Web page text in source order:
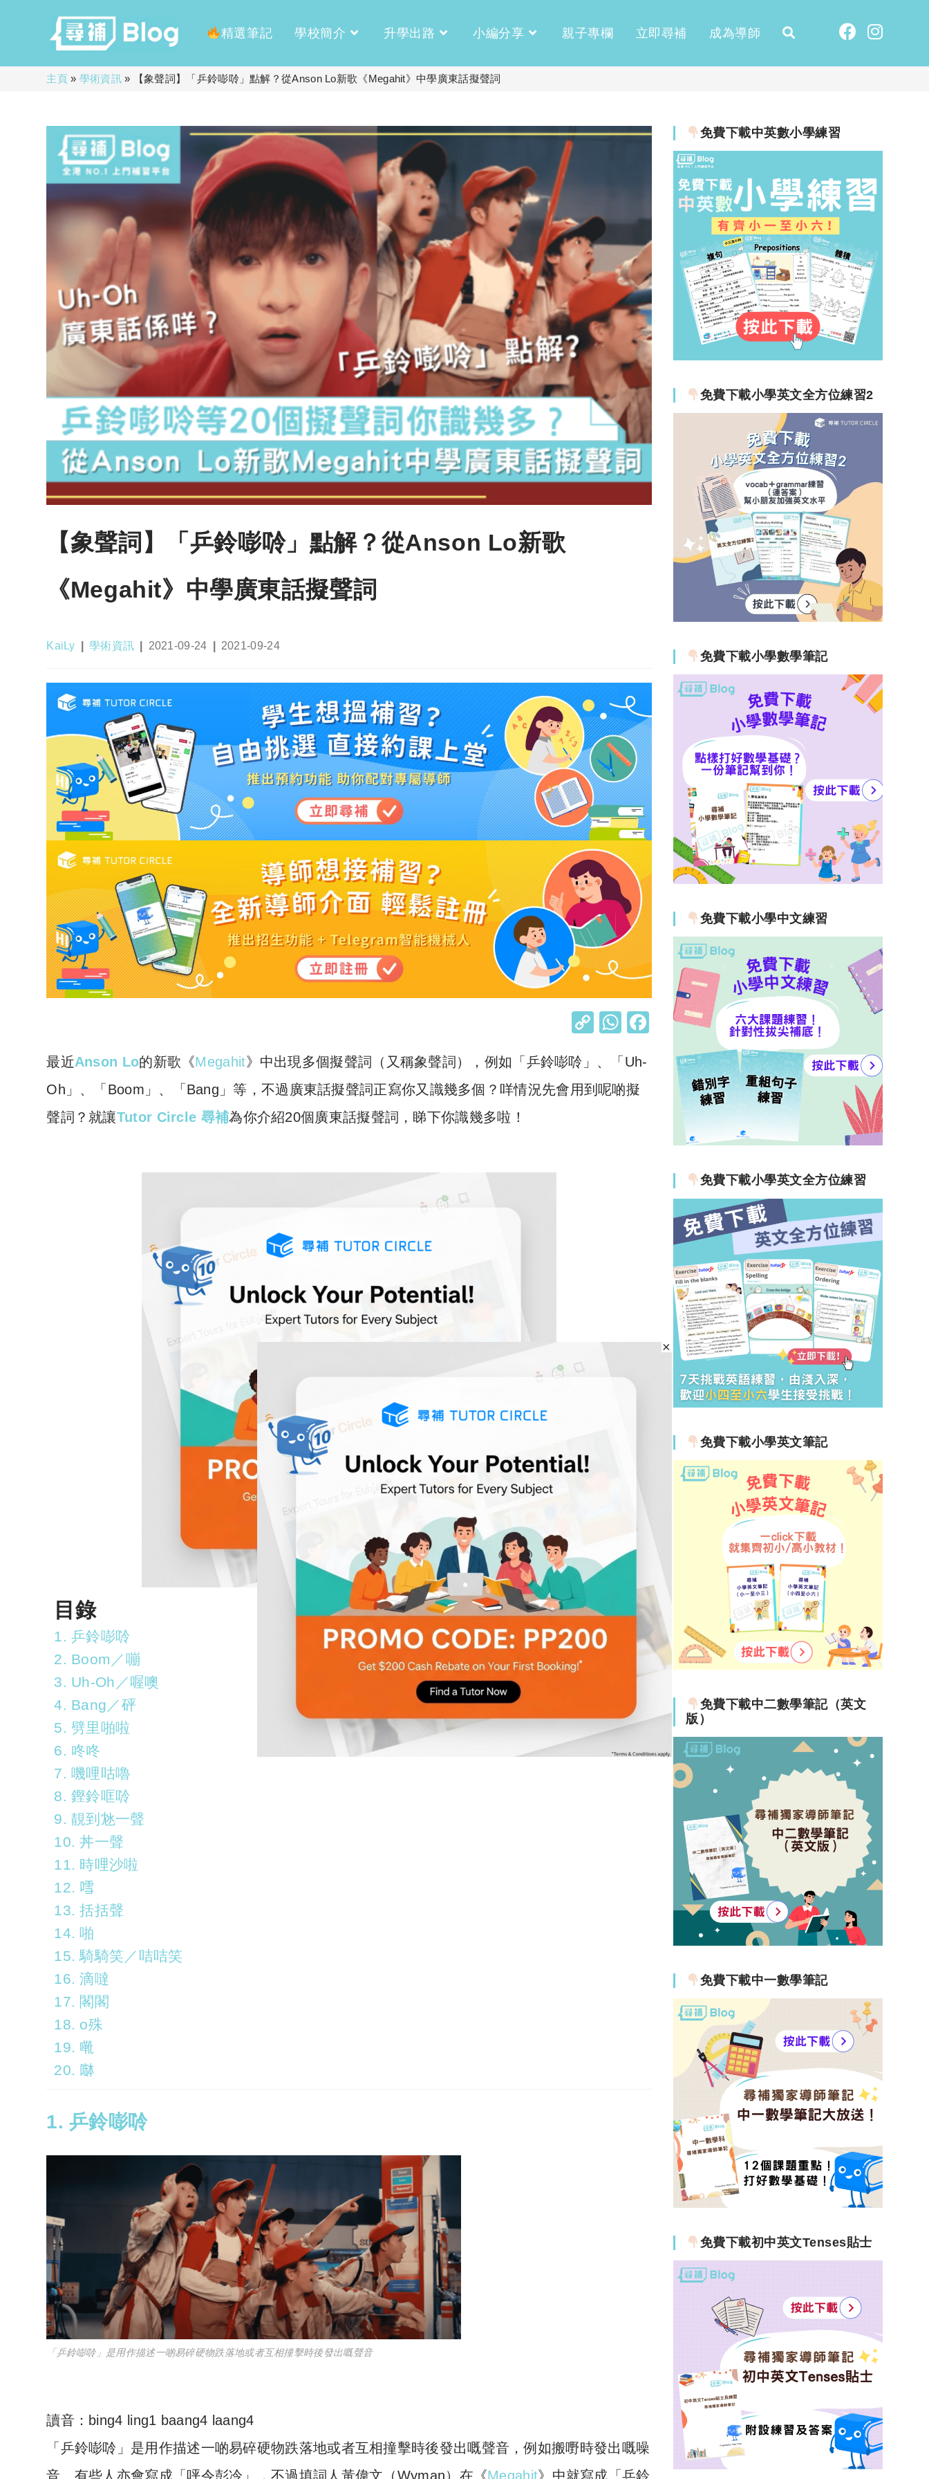
精選筆記 學校簡介 升學出路 小編分享 親子專欄 立即尋補 成為導師
主頁» 學術資訊» 【象聲詞】「乒鈴嘭唥」點解？從Anson Lo新歌《Megahit》中學廣東話擬聲詞
【象聲詞】「乒鈴嘭唥」點解？從Anson Lo新歌
《Megahit》中學廣東話擬聲詞
Post
KaiLy
Post
學術資訊
Post
2021-09-24
Post
2021-09-24
C
y
W
at
s
最近Anson Lo的新歌《Megahit》中出現多個擬聲詞（又稱象聲詞），例如「乒鈴嘭唥」、「Uh-
Oh」、「Boom」、「Bang」等，不過廣東話擬聲詞正寫你又識幾多個？咩情況先會用到呢啲擬
聲詞？就讓Tutor Circle 尋補為你介紹20個廣東話擬聲詞，睇下你識幾多啦！
目錄
1. 乒鈴嘭唥
2. Boom／嘣
3. Uh-Oh／喔噢
4. Bang／砰
5. 劈里啪啦
6. 咚咚
7. 嘰哩咕嚕
8. 鏗鈴哐唥
9. 靚到沊一聲
10. 丼一聲
11. 時哩沙啦
12. 𠽌
13. 括括聲
14. 啪
15. 騎騎笑／咭咭笑
16. 滴噠
17. 閣閣
18. o殊
19. 㗾
20. 𠼭
1. 乒鈴嘭唥
「乒鈴嘭唥」是用作描述一啲易碎硬物跌落地或者互相撞擊時後發出嘅聲音
讀音：bing4 ling1 baang4 laang4
「乒鈴嘭唥」是用作描述一啲易碎硬物跌落地或者互相撞擊時後發出嘅聲音，例如搬嘢時發出嘅噪
音。有些人亦會寫成「呯令彭冷」，不過填詞人黃偉文（Wyman）在《Megahit》中就寫成「乒鈴
免費下載中英數小學練習
免費下載小學英文全方位練習2
免費下載小學數學筆記
免費下載小學中文練習
免費下載小學英文全方位練習
免費下載小學英文筆記
免費下載中二數學筆記（英文
版）
免費下載中一數學筆記
免費下載初中英文Tenses貼士